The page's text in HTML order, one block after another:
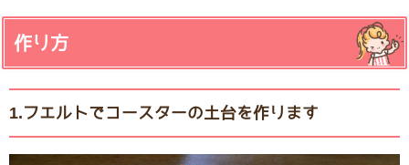
作り方
1.フエルトでコースターの土台を作ります